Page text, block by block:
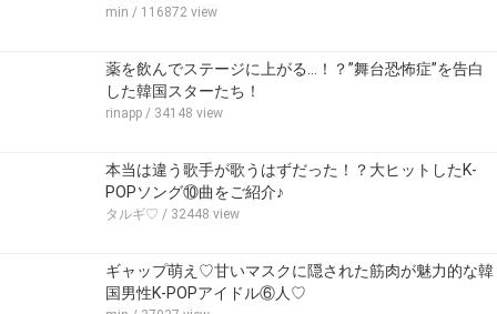
min / 116872 view
薬を飲んでステージに上がる…！？”舞台恐怖症”を告白
した韓国スターたち！
rinapp / 34148 view
本当は違う歌手が歌うはずだった！？大ヒットしたK-
POPソング⑩曲をご紹介♪
タルギ♡ / 32448 view
ギャップ萌え♡甘いマスクに隠された筋肉が魅力的な韓
国男性K-POPアイドル⑥人♡